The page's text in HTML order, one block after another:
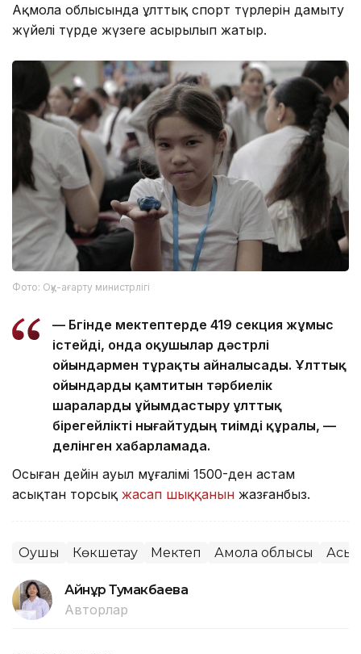
Ақмола облысында ұлттық спорт түрлерін дамыту
жүйелі түрде жүзеге асырылып жатыр.
Фото: Оқу-ағарту министрлігі
— Бүгінде мектептерде 419 секция жұмыс
істейді, онда оқушылар дәстүрлі
ойындармен тұрақты айналысады. Ұлттық
ойындарды қамтитын тәрбиелік
шараларды ұйымдастыру ұлттық
бірегейлікті нығайтудың тиімді құралы, —
делінген хабарламада.
Осыған дейін ауыл мұғалімі 1500-ден астам
асықтан торсық жасап шыққанын жазғанбыз.
Оқушы Көкшетау Мектеп Ақмола облысы Асық
Айнұр Тумакбаева
Авторлар